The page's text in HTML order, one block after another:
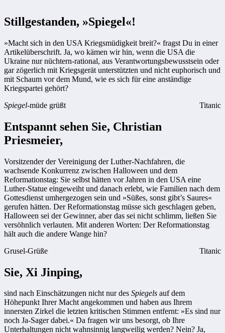
Stillgestanden, »Spiegel«!
»Macht sich in den USA Kriegsmüdigkeit breit?« fragst Du in einer
Artikelüberschrift. Ja, wo kämen wir hin, wenn die USA die
Ukraine nur nüchtern-rational, aus Verantwortungsbewusstsein oder
gar zögerlich mit Kriegsgerät unterstützten und nicht euphorisch und
mit Schaum vor dem Mund, wie es sich für eine anständige
Kriegspartei gehört?
Spiegel-müde grüßt Titanic
Entspannt sehen Sie, Christian
Priesmeier,
Vorsitzender der Vereinigung der Luther-Nachfahren, die
wachsende Konkurrenz zwischen Halloween und dem
Reformationstag: Sie selbst hätten vor Jahren in den USA eine
Luther-Statue eingeweiht und danach erlebt, wie Familien nach dem
Gottesdienst umhergezogen sein und »Süßes, sonst gibt’s Saures«
gerufen hätten. Der Reformationstag müsse sich geschlagen geben,
Halloween sei der Gewinner, aber das sei nicht schlimm, ließen Sie
versöhnlich verlauten. Mit anderen Worten: Der Reformationstag
hält auch die andere Wange hin?
Grusel-Grüße
Titanic
Sie, Xi Jinping,
sind nach Einschätzungen nicht nur des Spiegels auf dem
Höhepunkt Ihrer Macht angekommen und haben aus Ihrem
innersten Zirkel die letzten kritischen Stimmen entfernt: »Es sind nur
noch Ja-Sager dabei.« Da fragen wir uns besorgt, ob Ihre
Unterhaltungen nicht wahnsinnig langweilig werden? Nein? Ja,